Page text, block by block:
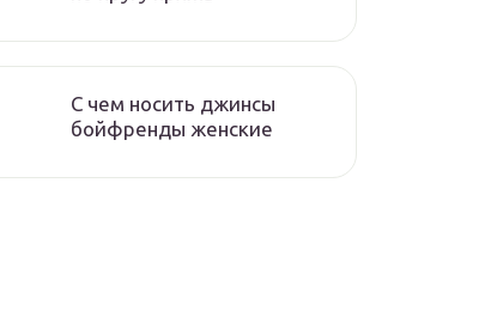
С чем носить джинсы
бойфренды женские